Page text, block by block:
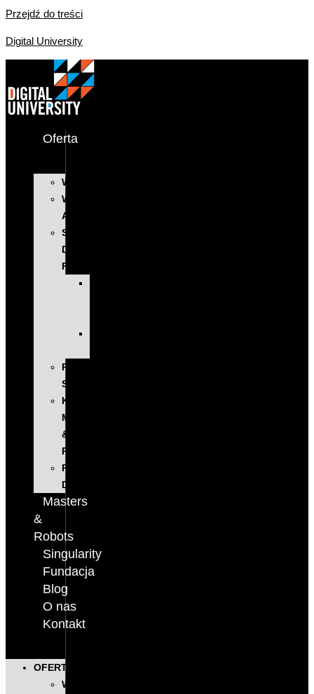
Przejdź do treści
Digital University
Oferta
WYSTĄPIENIA
WARSZTATY
AI
SZKOLENIA
DLA
FIRM
PROGRAM
SINGULARITY
KONFERENCJA
MASTERS
&
ROBOTS
PODCAST
DIGITALKS
Masters
&
Robots
Singularity
Fundacja
Blog
O nas
Kontakt
OFERTA
WYSTĄPIENIA